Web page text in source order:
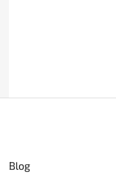
Blog